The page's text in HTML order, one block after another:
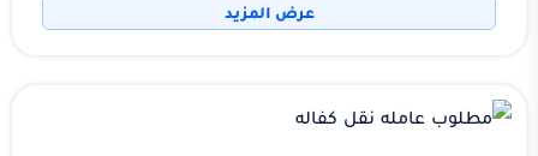
عرض المزيد